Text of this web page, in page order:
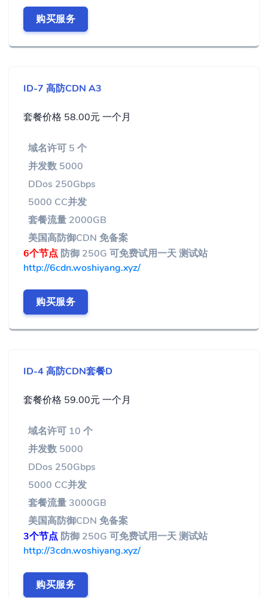
购买服务
ID-7 高防CDN A3
套餐价格 58.00元 一个月
域名许可 5 个
并发数 5000
DDos 250Gbps
5000 CC并发
套餐流量 2000GB
美国高防御CDN 免备案
6个节点 防御 250G 可免费试用一天 测试站
http://6cdn.woshiyang.xyz/
购买服务
ID-4 高防CDN套餐D
套餐价格 59.00元 一个月
域名许可 10 个
并发数 5000
DDos 250Gbps
5000 CC并发
套餐流量 3000GB
美国高防御CDN 免备案
3个节点 防御 250G 可免费试用一天 测试站
http://3cdn.woshiyang.xyz/
购买服务